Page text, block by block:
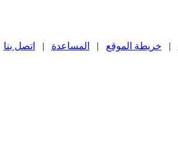
| خريطة الموقع | المساعدة | اتصل بنا